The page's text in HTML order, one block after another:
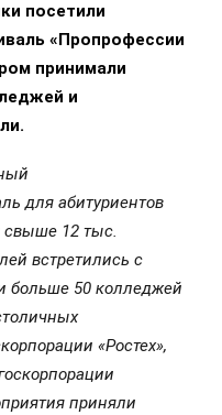
посетили
«Пропрофессии
принимали
и
для абитуриентов
12 тыс.
встретились с
больше 50 колледжей
«Ростех»,
приняли